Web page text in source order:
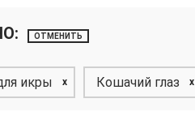
ОТМЕНИТЬ
икры x Кошачий глаз x